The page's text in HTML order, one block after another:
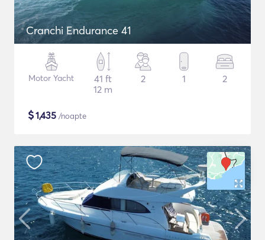
Cranchi Endurance 41
Motor Yacht
41 ft
12 m
2 1 2
$1,435 /noapte